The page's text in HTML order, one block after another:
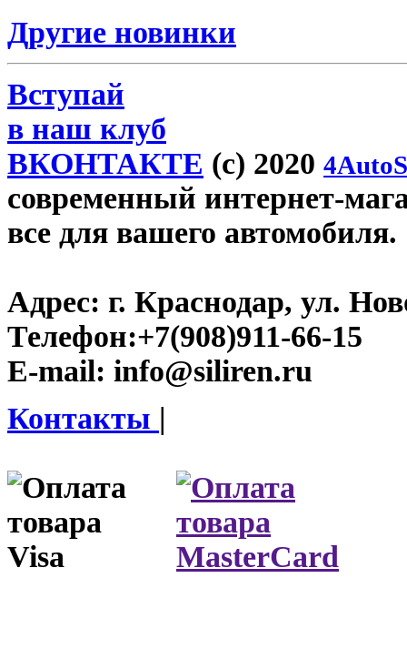
Другие новинки
Вступай
в наш клуб
ВКОНТАКТЕ (c) 2020
современный интернет-
все для вашего автомобиля.
Адрес: г. Краснодар, ул.
Телефон:+7(908)911-66-15
E-mail: info@siliren.ru
Контакты |